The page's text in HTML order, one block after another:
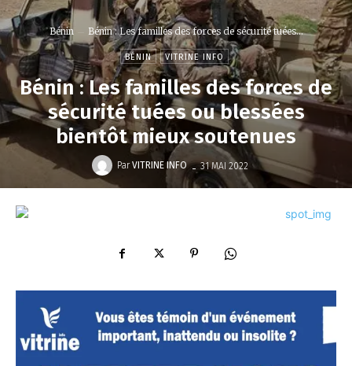
Bénin Bénin : Les familles des forces de sécurité tuées...
BÉNIN VITRINE INFO
Bénin : Les familles des forces de
sécurité tuées ou blessées
bientôt mieux soutenues
Par VITRINE INFO - 31 MAI 2022